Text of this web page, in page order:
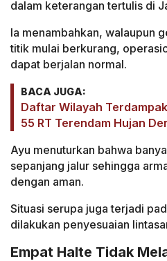
dalam keterangan tertulis di
Ia menambahkan, walaupun
titik mulai berkurang,
dapat berjalan normal.
BACA JUGA:
Daftar Wilayah
55 RT Terendam Hujan
Ayu menuturkan bahwa
sepanjang jalur sehingga
dengan aman.
Situasi serupa juga terjadi
dilakukan penyesuaian
Empat Halte Tidak